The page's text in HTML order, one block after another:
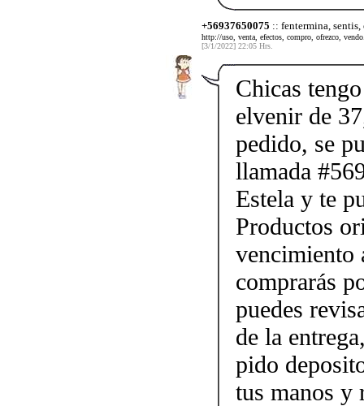
+56937650075 :: fentermina,
http://uso, venta, efectos, compro, ofrezco,
[3/1/2022] 22:05 Hrs.
Chicas
elvenir de
pedido, se
llamada
Estela y te
Productos
vencimiento
comprarás
puedes
de la
pido
tus manos y